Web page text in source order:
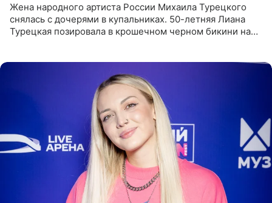
Жена народного артиста России Михаила Турецкого
снялась с дочерями в купальниках. 50-летняя Лиана
Турецкая позировала в крошечном черном бикини на